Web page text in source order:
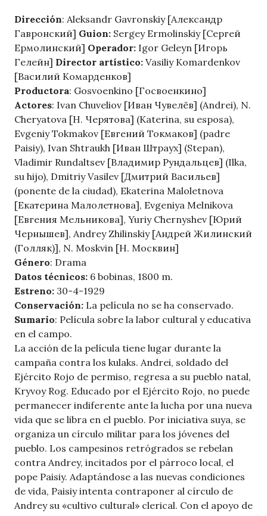
Dirección: Aleksandr Gavronskiy [Александр
Гавронский] Guion: Sergey Ermolinskiy [Сергей
Ермолинский] Operador: Igor Geleyn [Игорь
Гелейн] Director artístico: Vasiliy Komardenkov
[Василий Комарденков]
Productora: Gosvoenkino [Госвоенкино]
Actores: Ivan Chuveliov [Иван Чувелёв] (Andrei), N.
Cheryatova [Н. Черятова] (Katerina, su esposa),
Evgeniy Tokmakov [Евгений Токмаков] (padre
Paisiy), Ivan Shtraukh [Иван Штраух] (Stepan),
Vladimir Rundaltsev [Владимир Рундальцев] (Ilka,
su hijo), Dmitriy Vasilev [Дмитрий Васильев]
(ponente de la ciudad), Ekaterina Maloletnova
[Екатерина Малолетнова], Evgeniya Melnikova
[Евгения Мельникова], Yuriy Chernyshev [Юрий
Чернышев], Andrey Zhilinskiy [Андрей Жилинский
(Голляк)], N. Moskvin [Н. Москвин]
Género: Drama
Datos técnicos: 6 bobinas, 1800 m.
Estreno: 30-4-1929
Conservación: La película no se ha conservado.
Sumario: Película sobre la labor cultural y educativa
en el campo.
La acción de la película tiene lugar durante la
campaña contra los kulaks. Andrei, soldado del
Ejército Rojo de permiso, regresa a su pueblo natal,
Kryvoy Rog. Educado por el Ejército Rojo, no puede
permanecer indiferente ante la lucha por una nueva
vida que se libra en el pueblo. Por iniciativa suya, se
organiza un círculo militar para los jóvenes del
pueblo. Los campesinos retrógrados se rebelan
contra Andrey, incitados por el párroco local, el
pope Paisiy. Adaptándose a las nuevas condiciones
de vida, Paisiy intenta contraponer al círculo de
Andrey su «cultivo cultural» clerical. Con el apoyo de